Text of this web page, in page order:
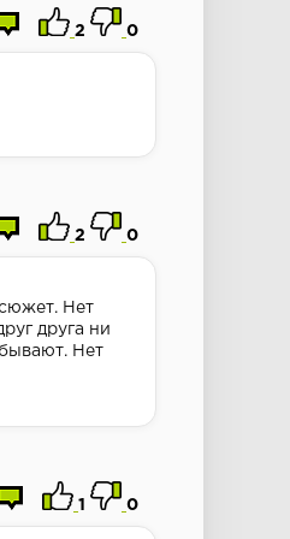
2 0
2 0
Нет
друга ни
Нет
1 0